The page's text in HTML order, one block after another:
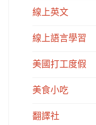
線上英文
線上語言學習
美國打工度假
美食小吃
翻譯社